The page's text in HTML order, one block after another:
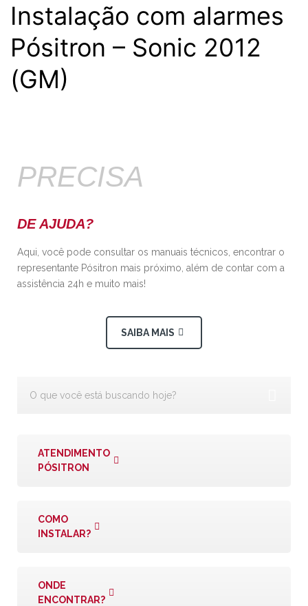
Instalação com alarmes
Pósitron – Sonic 2012
(GM)
PRECISA
DE AJUDA?
Aqui, você pode consultar os manuais técnicos, encontrar o
representante Pósitron mais próximo, além de contar com a
assistência 24h e muito mais!
SAIBA MAIS
ATENDIMENTO
PÓSITRON
COMO
INSTALAR?
ONDE
ENCONTRAR?